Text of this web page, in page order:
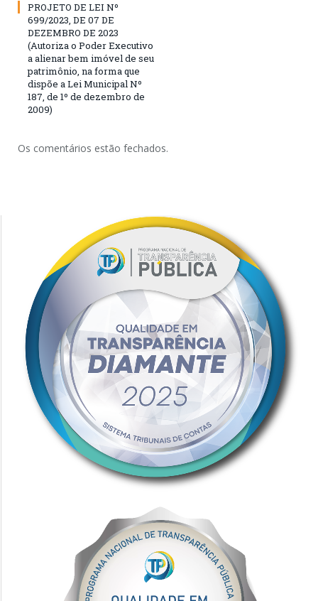
PROJETO DE LEI Nº
699/2023, DE 07 DE
DEZEMBRO DE 2023
(Autoriza o Poder Executivo
a alienar bem imóvel de seu
patrimônio, na forma que
dispõe a Lei Municipal Nº
187, de 1º de dezembro de
2009)
Os comentários estão fechados.